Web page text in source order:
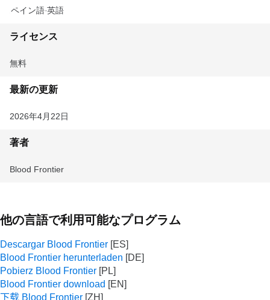
スペイン語 英語
ライセンス
無料
最新の更新
2026年4月22日
著者
Blood Frontier
他の言語で利用可能なプログラム
Descargar Blood Frontier
Blood Frontier herunterladen
Pobierz Blood Frontier
Blood Frontier download
下载 Blood Frontier